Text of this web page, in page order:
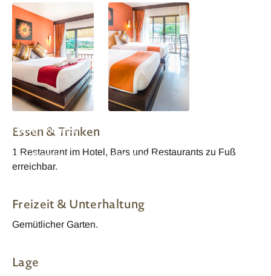
Garden Riverfront
View Bungalow
View Bungalow
Essen & Trinken
1 Restaurant im Hotel, Bars und Restaurants zu Fuß
erreichbar.
Freizeit & Unterhaltung
Gemütlicher Garten.
Lage